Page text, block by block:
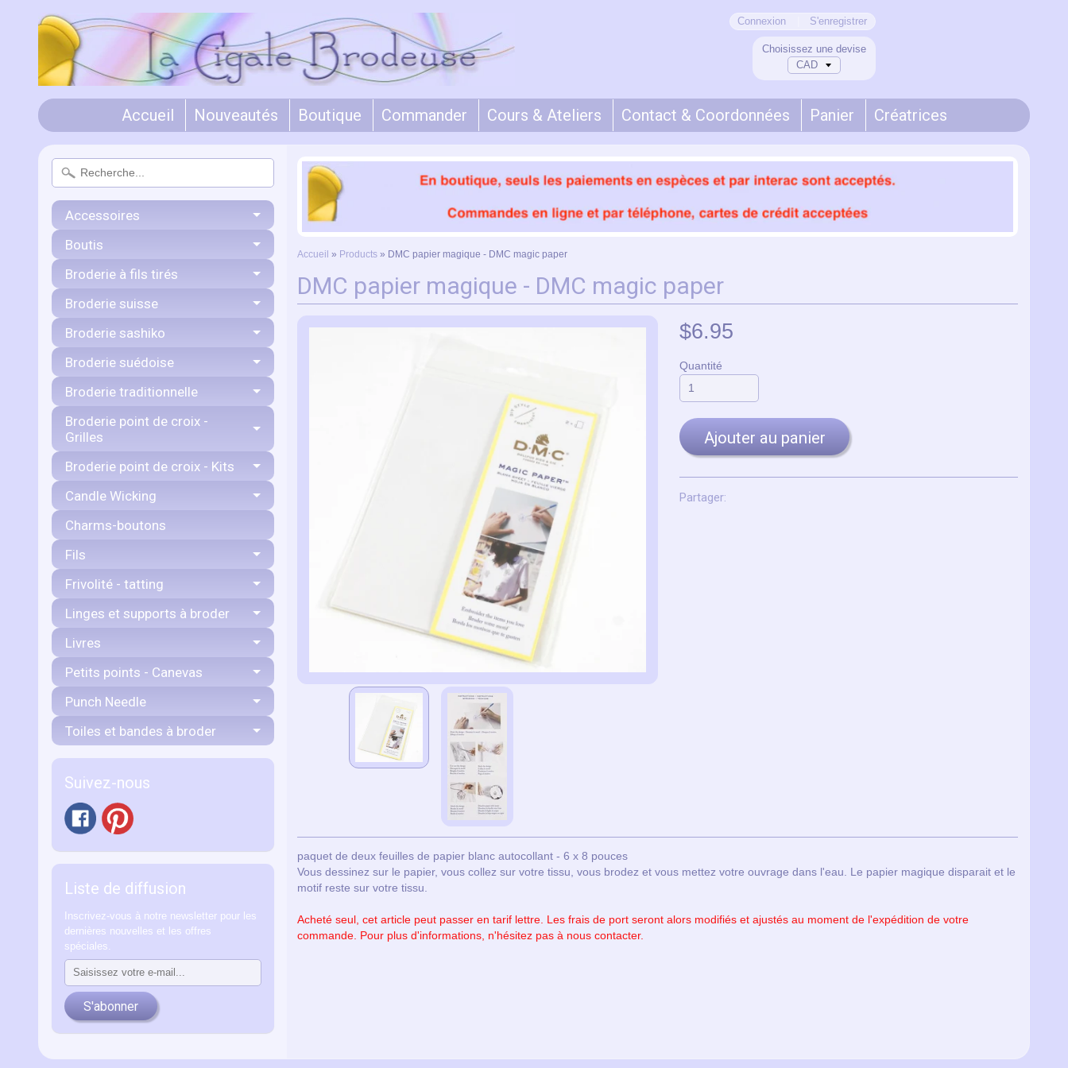
Choisissez une devise
Connexion S'enregistrer
Accueil Nouveautés Boutique Commander Cours & Ateliers Contact & Coordonnées Panier Créatrices
Accessoires
Boutis
Broderie à fils tirés
Broderie suisse
Broderie sashiko
Broderie suédoise
Broderie traditionnelle
Broderie point de croix -
Grilles
Broderie point de croix - Kits
Candle Wicking
Charms-boutons
Fils
Frivolité - tatting
Linges et supports à broder
Livres
Petits points - Canevas
Punch Needle
Toiles et bandes à broder
Suivez-nous
Liste de diffusion
Inscrivez-vous à notre newsletter pour les
dernières nouvelles et les offres
spéciales.
S'abonner
Accueil » Products » DMC papier magique - DMC magic paper
DMC papier magique - DMC magic paper
$6.95
Quantité
Ajouter au panier
Partager:
paquet de deux feuilles de papier blanc autocollant - 6 x 8 pouces
Vous dessinez sur le papier, vous collez sur votre tissu, vous brodez et vous mettez votre ouvrage dans l'eau. Le papier magique disparait et le
motif reste sur votre tissu.
Acheté seul, cet article peut passer en tarif lettre. Les frais de port seront alors modifiés et ajustés au moment de l'expédition de votre
commande. Pour plus d'informations, n'hésitez pas à nous contacter.